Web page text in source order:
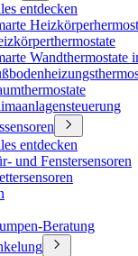
entdecken
Wandthermostate
entdecken
und Fenstersensoren
Beratung